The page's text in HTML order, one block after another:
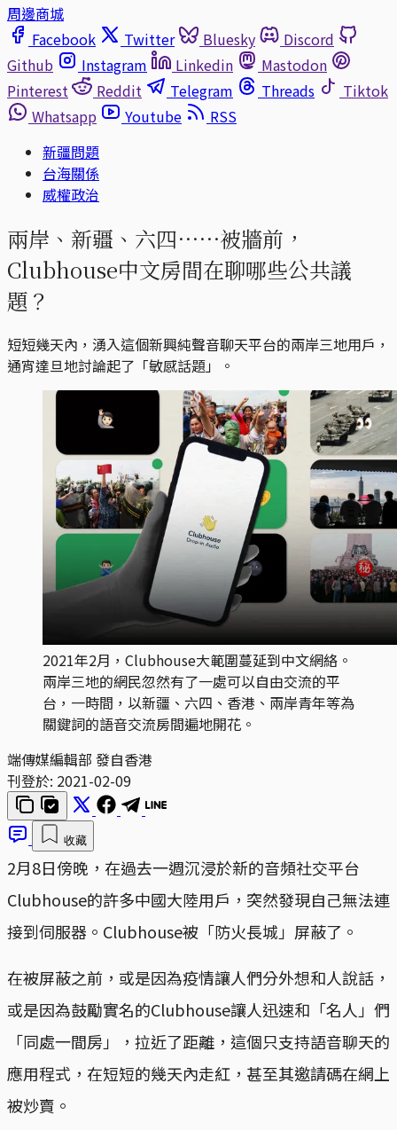
周邊商城
Facebook
Twitter Bluesky
Discord
Github
Instagram Linkedin
Mastodon
Pinterest
Reddit Telegram Threads
Tiktok
Whatsapp
Youtube
RSS
新疆問題
台海關係
威權政治
兩岸、新疆、六四⋯⋯被牆前，
Clubhouse中文房間在聊哪些公共議
題？
短短幾天內，湧入這個新興純聲音聊天平台的兩岸三地用戶，
通宵達旦地討論起了「敏感話題」。
2021年2月，Clubhouse大範圍蔓延到中文網絡。
兩岸三地的網民忽然有了一處可以自由交流的平
台，一時間，以新疆、六四、香港、兩岸青年等為
關鍵詞的語音交流房間遍地開花。
端傳媒編輯部 發自香港
刊登於: 2021-02-09
收藏
2月8日傍晚，在過去一週沉浸於新的音頻社交平台
Clubhouse的許多中國大陸用戶，突然發現自己無法連
接到伺服器。Clubhouse被「防火長城」屏蔽了。
在被屏蔽之前，或是因為疫情讓人們分外想和人說話，
或是因為鼓勵實名的Clubhouse讓人迅速和「名人」們
「同處一間房」，拉近了距離，這個只支持語音聊天的
應用程式，在短短的幾天內走紅，甚至其邀請碼在網上
被炒賣。